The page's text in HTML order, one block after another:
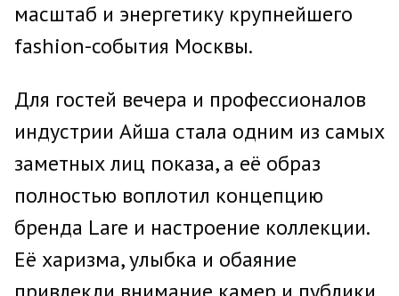
масштаб и энергетику крупнейшего
fashion-события Москвы.
Для гостей вечера и профессионалов
индустрии Айша стала одним из самых
заметных лиц показа, а её образ
полностью воплотил концепцию
бренда Lare и настроение коллекции.
Её харизма, улыбка и обаяние